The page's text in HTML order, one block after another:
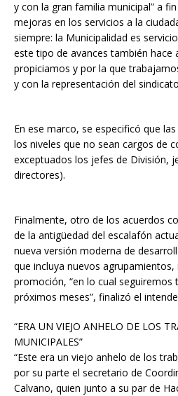
y con la gran familia municipal” a
mejoras en los servicios a la
siempre: la Municipalidad es
este tipo de avances también hace
propiciamos y por la que
y con la representación del
En ese marco, se especificó que
los niveles que no sean cargos de
exceptuados los jefes de División,
directores).
Finalmente, otro de los acuerdos
de la antigüedad del escalafón
nueva versión moderna de
que incluya nuevos
promoción, “en lo cual seguiremos
próximos meses”, finalizó el
“ERA UN VIEJO ANHELO DE LOS
MUNICIPALES”
“Este era un viejo anhelo de los
por su parte el secretario de
Calvano, quien junto a su par de